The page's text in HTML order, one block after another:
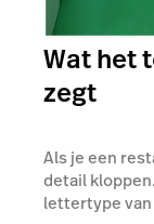
Wat het
zegt
Als je een
detail
lettertype van